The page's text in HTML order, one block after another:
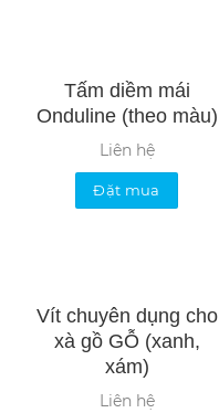
Tấm diềm mái
Onduline (theo màu)
Liên hệ
Đặt mua
Vít chuyên dụng cho
xà gồ GỖ (xanh,
xám)
Liên hệ